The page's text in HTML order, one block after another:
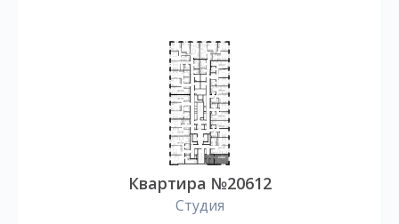
Квартира №20612
Студия